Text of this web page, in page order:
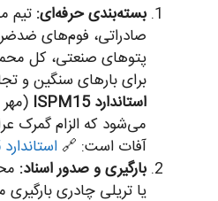
بسته‌بندی حرفه‌ای:
صادراتی، فوم‌های
پتوهای صنعتی، کل
برای بارهای سنگین و
استاندارد ISPM15
می‌شود که الزام گمرک
آفات است: 🔗 استاندارد ISPM15
بارگیری و صدور اسناد:
یا تریلی چادری